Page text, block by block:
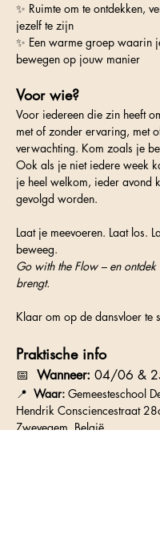
✨ Ruimte om te ontdekken,
jezelf te zijn
✨ Een warme groep waarin
bewegen op jouw manier
Voor wie?
Voor iedereen die zin heeft
met of zonder ervaring, met
verwachting. Kom zoals je
Ook als je niet iedere week
je heel welkom, ieder avond
gevolgd worden.
Laat je meevoeren. Laat los.
beweeg.
Go with the Flow – en
brengt.
Klaar om op de dansvloer te
Praktische info
📅 Wanneer: 04/06 &
📍 Waar: Gemeesteschool
Hendrik Consciencestraat
Zwevegem, België